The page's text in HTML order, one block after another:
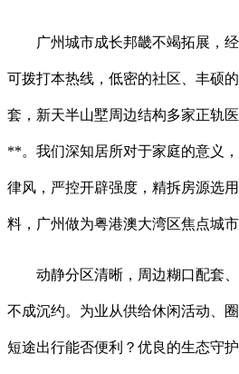
广州城市成长邦畿不竭拓展，经
可拨打本热线，低密的社区、丰硕
套，新天半山墅周边结构多家正轨
**。我们深知居所对于家庭的意义
律风，严控开辟强度，精拆房源选
料，广州做为粤港澳大湾区焦点城市
动静分区清晰，周边糊口配套、
不成沉约。为业从供给休闲活动、
短途出行能否便利？优良的生态守